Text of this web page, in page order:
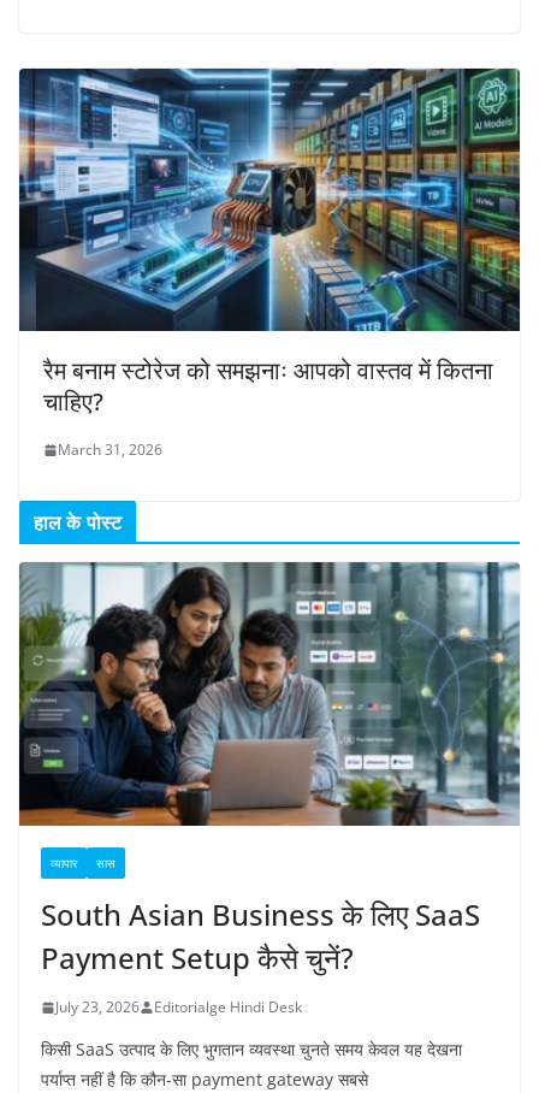
रैम बनाम स्टोरेज को समझनाः आपको वास्तव में कितना
चाहिए?
March 31, 2026
हाल के पोस्ट
व्यापार सास
South Asian Business के लिए SaaS
Payment Setup कैसे चुनें?
July 23, 2026 Editorialge Hindi Desk
किसी SaaS उत्पाद के लिए भुगतान व्यवस्था चुनते समय केवल यह देखना
पर्याप्त नहीं है कि कौन-सा payment gateway सबसे